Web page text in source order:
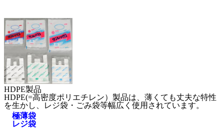
HDPE製品
HDPE(=高密度ポリエチレン）製品は、薄くても丈夫な特性
を生かし、レジ袋・ごみ袋等幅広く使用されています。
極薄袋
レジ袋